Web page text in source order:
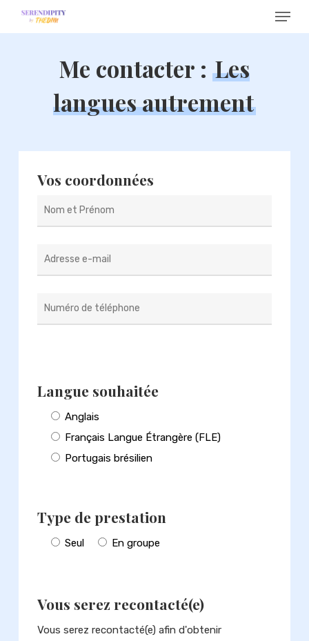
to
Menu
Me contacter :Les
langues autrement
Vos coordonnées
Langue souhaitée
Anglais
Français Langue Étrangère (FLE)
Portugais brésilien
Type de prestation
Seul En groupe
Vous serez recontacté(e)
Vous serez recontacté(e) afin d'obtenir